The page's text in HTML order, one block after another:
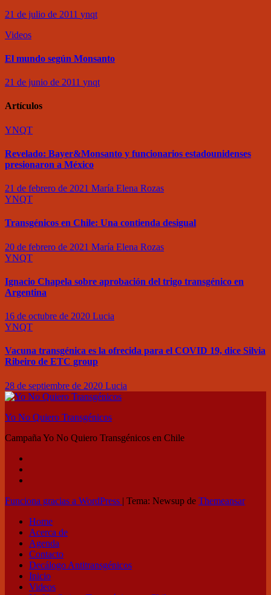
21 de julio de 2011 ynqt
Videos
El mundo según Monsanto
21 de junio de 2011 ynqt
Artículos
YNQT
Revelado: Bayer&Monsanto y funcionarios estadounidenses
presionaron a México
21 de febrero de 2021 María Elena Rozas
YNQT
Transgénicos en Chile: Una contienda desigual
20 de febrero de 2021 María Elena Rozas
YNQT
Ignacio Chapela sobre aprobación del trigo transgénico en
Argentina
16 de octubre de 2020 Lucia
YNQT
Vacuna transgénica es la ofrecida para el COVID 19, dice Silvia
Ribeiro de ETC group
28 de septiembre de 2020 Lucia
Yo No Quiero Transgénicos
Campaña Yo No Quiero Transgénicos en Chile
Funciona gracias a WordPress | Tema: Newsup de Themeansar
Home
Acerca de
Agenda
Contacto
Decálogo Antitransgénicos
Inicio
Videos